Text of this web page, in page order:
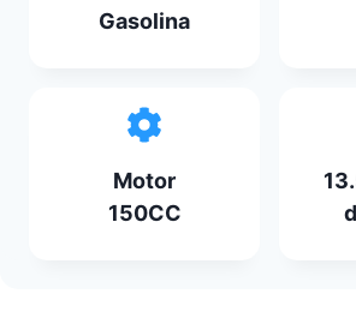
Gasolina
Motor
150CC